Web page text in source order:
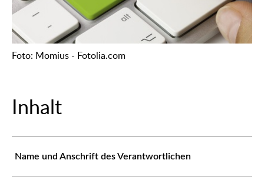
Foto: Momius - Fotolia.com
Inhalt
Name und Anschrift des Verantwortlichen